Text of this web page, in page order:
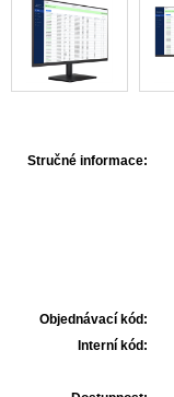
Stručné informace:
Objednávací kód:
Interní kód: